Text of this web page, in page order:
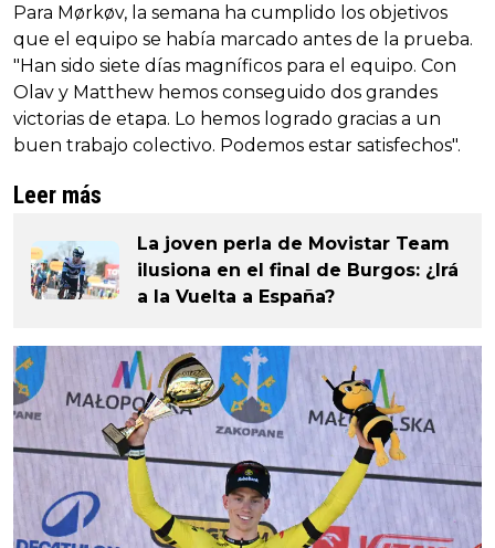
Para Mørkøv, la semana ha cumplido los objetivos
que el equipo se había marcado antes de la prueba.
"Han sido siete días magníficos para el equipo. Con
Olav y Matthew hemos conseguido dos grandes
victorias de etapa. Lo hemos logrado gracias a un
buen trabajo colectivo. Podemos estar satisfechos".
Leer más
La joven perla de Movistar Team
ilusiona en el final de Burgos: ¿Irá
a la Vuelta a España?